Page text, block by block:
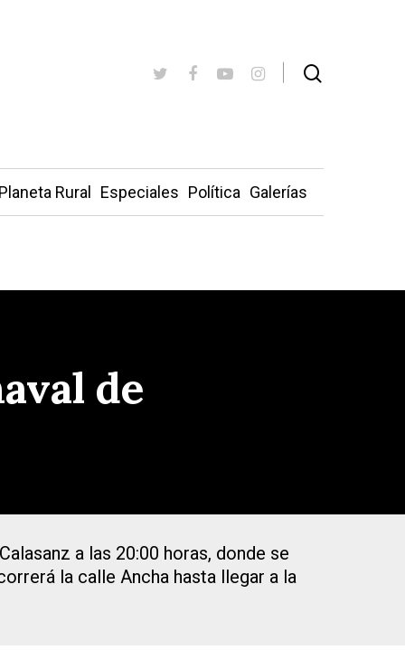
Planeta Rural Especiales Política Galerías
de
a las 20:00 horas, donde se
la calle Ancha hasta llegar a la